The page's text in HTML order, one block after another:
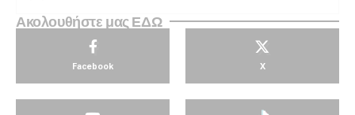
Ακολουθήστε μας ΕΔΩ
Facebook X